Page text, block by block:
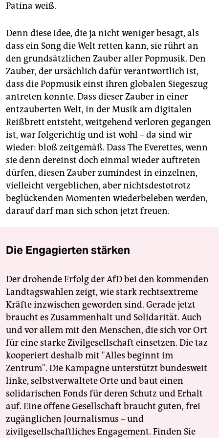
Patina weiß.
Denn diese Idee, die ja nicht weniger besagt, als
dass ein Song die Welt retten kann, sie rührt an
den grundsätzlichen Zauber aller Popmusik. Den
Zauber, der ursächlich dafür verantwortlich ist,
dass die Popmusik einst ihren globalen Siegeszug
antreten konnte. Dass dieser Zauber in einer
entzauberten Welt, in der Musik am digitalen
Reißbrett entsteht, weitgehend verloren gegangen
ist, war folgerichtig und ist wohl – da sind wir
wieder: bloß zeitgemäß. Dass The Everettes, wenn
sie denn dereinst doch einmal wieder auftreten
dürfen, diesen Zauber zumindest in einzelnen,
vielleicht vergeblichen, aber nichtsdestotrotz
beglückenden Momenten wiederbeleben werden,
darauf darf man sich schon jetzt freuen.
Die Engagierten stärken
Der drohende Erfolg der AfD bei den kommenden
Landtagswahlen zeigt, wie stark rechtsextreme
Kräfte inzwischen geworden sind. Gerade jetzt
braucht es Zusammenhalt und Solidarität. Auch
und vor allem mit den Menschen, die sich vor Ort
für eine starke Zivilgesellschaft einsetzen. Die taz
kooperiert deshalb mit "Alles beginnt im
Zentrum". Die Kampagne unterstützt bundesweit
linke, selbstverwaltete Orte und baut einen
solidarischen Fonds für deren Schutz und Erhalt
auf. Eine offene Gesellschaft braucht guten, frei
zugänglichen Journalismus – und
zivilgesellschaftliches Engagement. Finden Sie